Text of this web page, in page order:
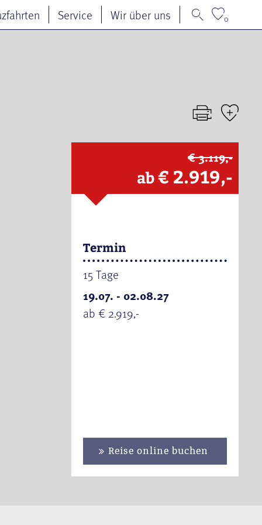
Service Wir über uns 0
€ 3.119,-
ab€ 2.919,-
Termin
15 Tage
19.07. - 02.08.27
ab € 2.919,-
Reise online buchen